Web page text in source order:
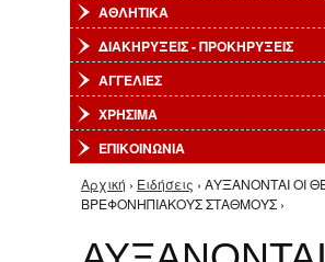
ΑΘΛΗΤΙΚΑ
ΔΙΑΚΗΡΥΞΕΙΣ - ΠΡΟΚΗΡΥΞΕΙΣ
ΑΓΓΕΛΙΕΣ
ΧΡΗΣΙΜΑ
ΕΠΙΚΟΙΝΩΝΙΑ
Είστε εδώ
Αρχική › Ειδήσεις › ΑΥΞΑΝΟΝΤΑΙ ΟΙ
ΒΡΕΦΟΝΗΠΙΑΚΟΥΣ ΣΤΑΘΜΟΥΣ ›